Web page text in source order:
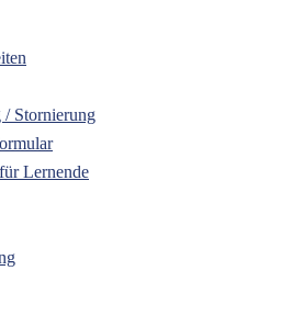
/ Stornierung
Lernende